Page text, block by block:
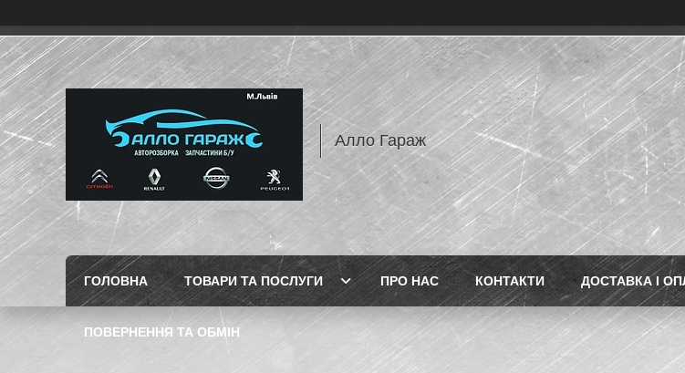
Алло Гараж
ГОЛОВНА ТОВАРИ ТА ПОСЛУГИ ПРО НАС КОНТАКТИ ДОСТАВКА І
ПОВЕРНЕННЯ ТА ОБМІН